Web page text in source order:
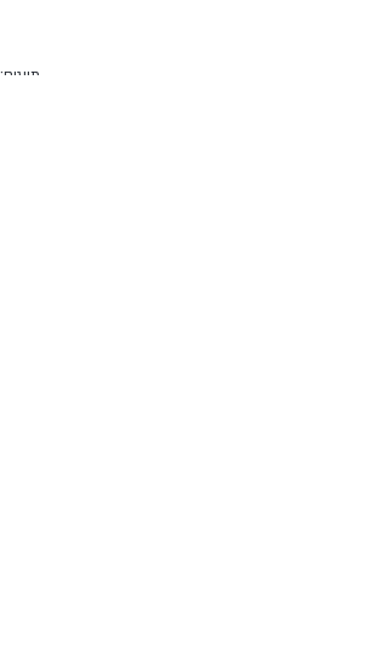
תיוגים: